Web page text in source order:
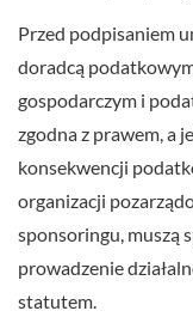
Przed podpisaniem
doradcą
gospodarczym i
zgodna z prawem, a
konsekwencji
organizacji
sponsoringu, muszą
prowadzenie
statutem.